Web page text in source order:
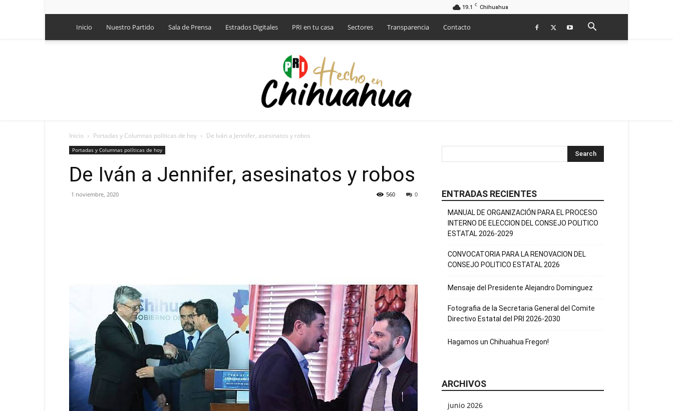
19.1 C Chihuahua
Inicio Nuestro Partido Sala de Prensa Estrados Digitales PRI en tu casa Sectores Transparencia Contacto
CDE
Chihuahua
Inicio Portadas y Columnas políticas de hoy De Iván a Jennifer, asesinatos y robos
Portadas y Columnas políticas de hoy
De Iván a Jennifer, asesinatos y robos
1 noviembre, 2020 0
560 ENTRADAS RECIENTES
MANUAL DE ORGANIZACIÓN PARA EL PROCESO
INTERNO DE ELECCION DEL CONSEJO POLITICO
ESTATAL 2026-2029
CONVOCATORIA PARA LA RENOVACION DEL
CONSEJO POLITICO ESTATAL 2026
Mensaje del Presidente Alejandro Dominguez
Fotografia de la Secretaria General del Comite
Directivo Estatal del PRI 2026-2030
Hagamos un Chihuahua Fregon!
ARCHIVOS
junio 2026